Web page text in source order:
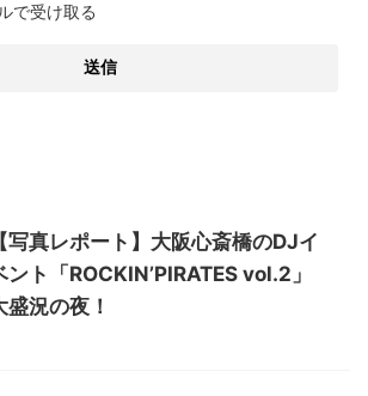
で受け取る
【写真レポート】大阪心斎橋のDJイ
ント「ROCKIN’PIRATES vol.2」
盛況の夜！